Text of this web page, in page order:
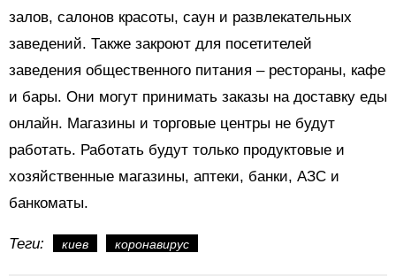
залов, салонов красоты, саун и развлекательных
заведений. Также закроют для посетителей
заведения общественного питания – рестораны, кафе
и бары. Они могут принимать заказы на доставку еды
онлайн. Магазины и торговые центры не будут
работать. Работать будут только продуктовые и
хозяйственные магазины, аптеки, банки, АЗС и
банкоматы.
Теги: киев коронавирус